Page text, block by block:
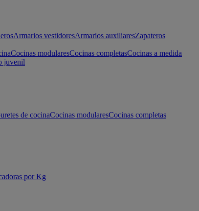
Armarios vestidoresArmarios auxiliaresZapateros
Cocinas modularesCocinas completasCocinas a medida
juvenil
de cocinaCocinas modularesCocinas completas
por Kg